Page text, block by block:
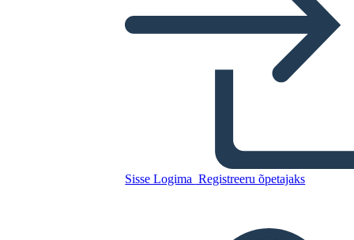
Sisse Logima Registreeru õpetajaks
HISTORIETA
Kopeerige see süžeeskeemid